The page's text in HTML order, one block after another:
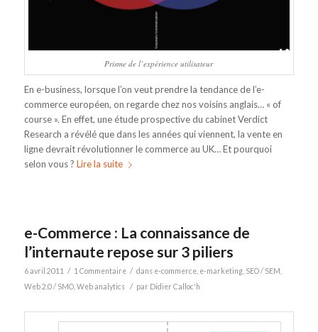
Prisme de l’expérience utilisateur
En e-business, lorsque l’on veut prendre la tendance de l’e-
commerce européen, on regarde chez nos voisins anglais… « of
course ». En effet, une étude prospective du cabinet Verdict
Research a révélé que dans les années qui viennent, la vente en
ligne devrait révolutionner le commerce au UK… Et pourquoi
selon vous ? Lire la suite
e-Commerce : La connaissance de
l’internaute repose sur 3 piliers
6 avril 2011 / 1 Commentaire / dans e-commerce, e-marketing, SEO / SEM
Web 2.0 / SMO, Web analytics / par Didier Calloc'h